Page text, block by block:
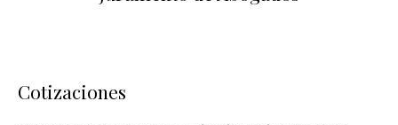
Cotizaciones